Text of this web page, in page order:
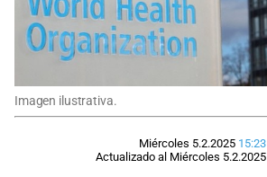
Imagen ilustrativa.
Miércoles 5.2.2025 15:23
Actualizado al Miércoles 5.2.2025